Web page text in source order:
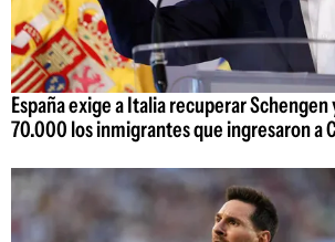
España exige a Italia recuperar Schengen
70.000 los inmigrantes que ingresaron a